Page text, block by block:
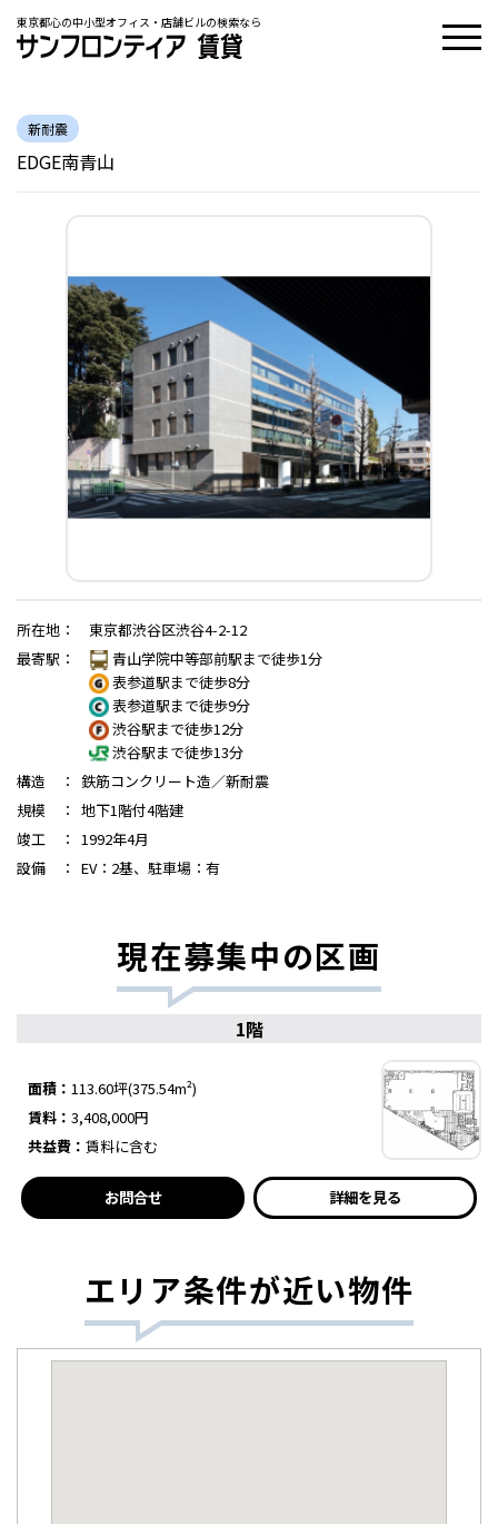
東京都心の中小型オフィス・店舗ビルの検索なら
新耐震
EDGE南青山
所在地 ：
東京都渋谷区渋谷4-2-12
最寄駅 ：
青山学院中等部前駅まで徒歩1分
表参道駅まで徒歩8分
表参道駅まで徒歩9分
渋谷駅まで徒歩12分
渋谷駅まで徒歩13分
構造
： 鉄筋コンクリート造／新耐震
規模
： 地下1階付4階建
竣工
： 1992年4月
設備
： EV：2基、駐車場：有
現在募集中の区画
1階
面積： 113.60坪(375.54m²)
賃料： 3,408,000円
共益費： 賃料に含む
お問合せ 詳細を見る
エリア条件が近い物件